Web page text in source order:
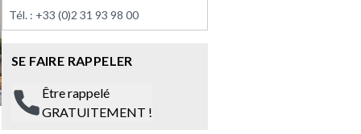
Tél. : +33 (0)2 31 93 98 00
SE FAIRE RAPPELER
Être rappelé
GRATUITEMENT !